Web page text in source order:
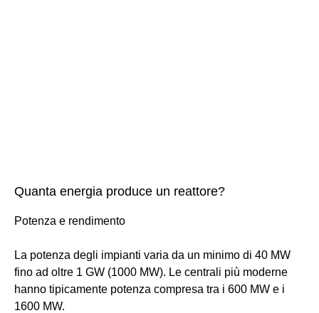
Quanta energia produce un reattore?
Potenza e rendimento
La potenza degli impianti varia da un minimo di 40 MW
fino ad oltre 1 GW (1000 MW). Le centrali più moderne
hanno tipicamente potenza compresa tra i 600 MW e i
1600 MW.